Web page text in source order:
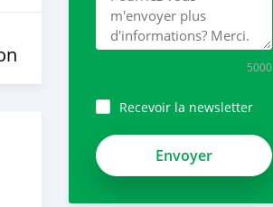
5000
Recevoir la newsletter